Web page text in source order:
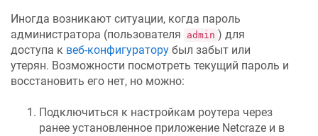
Иногда возникают ситуации, когда пароль
администратора (пользователя
admin ) для
доступа к веб-конфигуратору был забыт или
утерян. Возможности посмотреть текущий пароль и
восстановить его нет, но можно:
Подключиться к настройкам роутера через
ранее установленное приложение Netcraze и в